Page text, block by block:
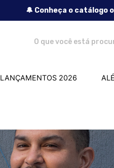
🔔 Conheça o catálogo
LANÇAMENTOS 2026